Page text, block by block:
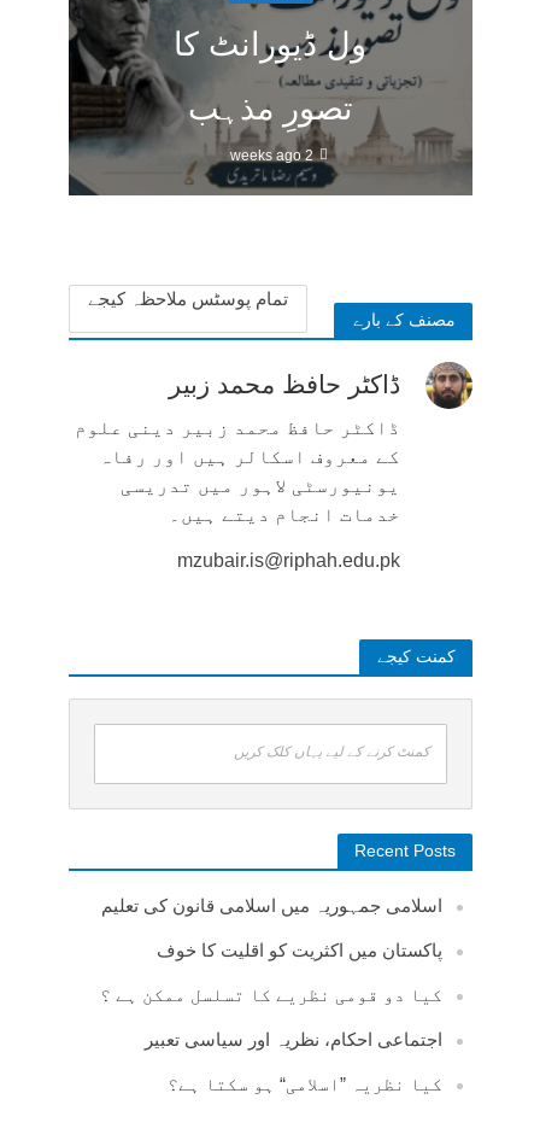
ول ڈیورانٹ کا
تصورِ مذہب
2 weeks ago
مصنف کے بارے
تمام پوسٹس ملاحظہ کیجے
ڈاکٹر حافظ محمد زبیر
ڈاکٹر حافظ محمد زبیر دینی علوم
کے معروف اسکالر ہیں اور رفاہ
یونیورسٹی لاہور میں تدریسی
خدمات انجام دیتے ہیں۔
mzubair.is@riphah.edu.pk
کمنت کیجے
کمنٹ کرنے کے لیے یہاں کلک کریں
Recent Posts
اسلامی جمہوریہ میں اسلامی قانون کی تعلیم
پاکستان میں اکثریت کو اقلیت کا خوف
کیا دو قومی نظریے کا تسلسل ممکن ہے ؟
اجتماعی احکام، نظریہ اور سیاسی تعبیر
کیا نظریہ ”اسلامی“ ہو سکتا ہے؟